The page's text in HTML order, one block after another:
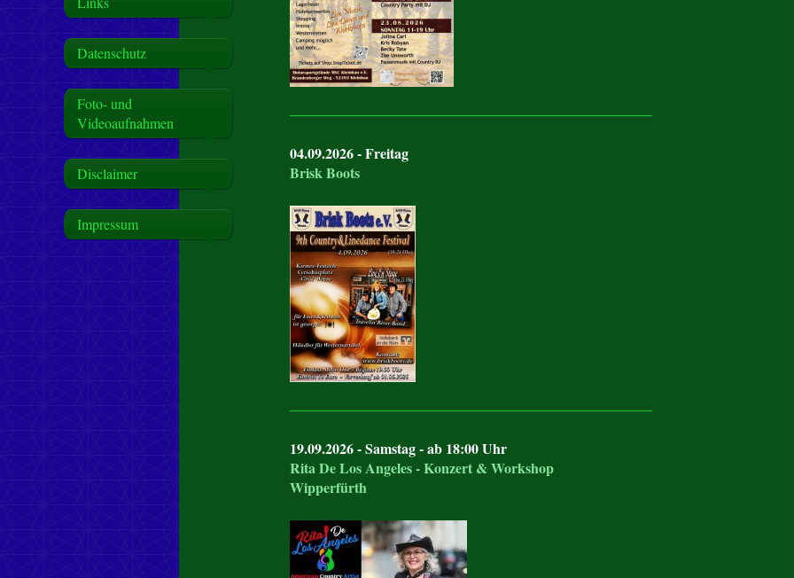
Datenschutz
Foto- und
Videoaufnahmen
Disclaimer
Impressum
04.09.2026 - Freitag
Brisk Boots
19.09.2026 - Samstag - ab 18:00 Uhr
Rita De Los Angeles - Konzert & Workshop
Wipperfürth